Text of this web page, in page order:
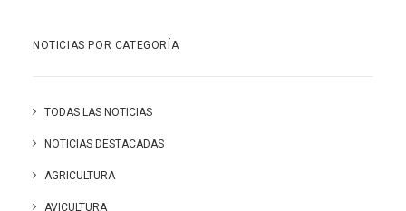
NOTICIAS POR CATEGORÍA
TODAS LAS NOTICIAS
NOTICIAS DESTACADAS
AGRICULTURA
AVICULTURA